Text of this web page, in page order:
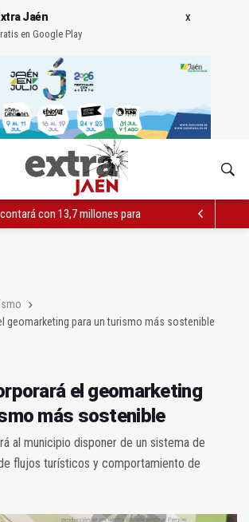
Jaén
en Google Play
con 13,7 millones para los daños del temporal
geomarketing para un turismo más sostenible
el geomarketing
más sostenible
al municipio disponer de un sistema de
flujos turísticos y comportamiento de